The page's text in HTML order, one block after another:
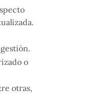
o
otras,